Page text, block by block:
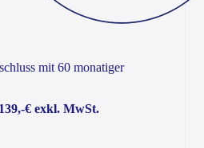
mit 60 monatiger
€ exkl. MwSt.